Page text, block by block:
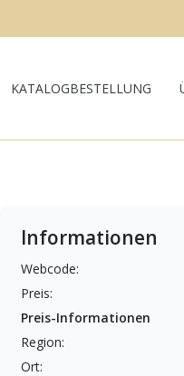
KATALOGBESTELLUNG
Informationen
Webcode:
Preis:
Preis-Informationen
Region:
Ort: